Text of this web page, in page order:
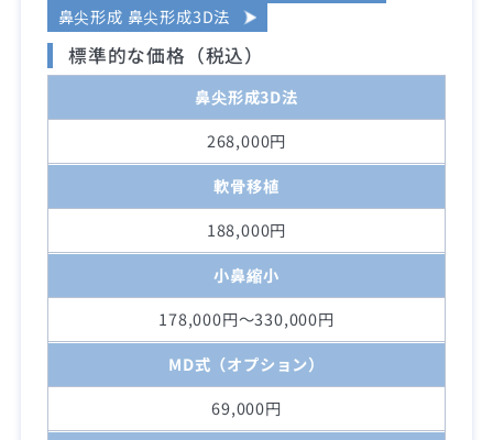
鼻尖形成 鼻尖形成3D法
標準的な価格（税込）
鼻尖形成3D法
268,000円
軟骨移植
188,000円
小鼻縮小
178,000円～330,000円
MD式（オプション）
69,000円